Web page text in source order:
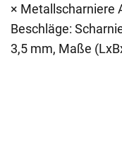
× Metallscharniere
Beschläge:
3,5 mm, Maße